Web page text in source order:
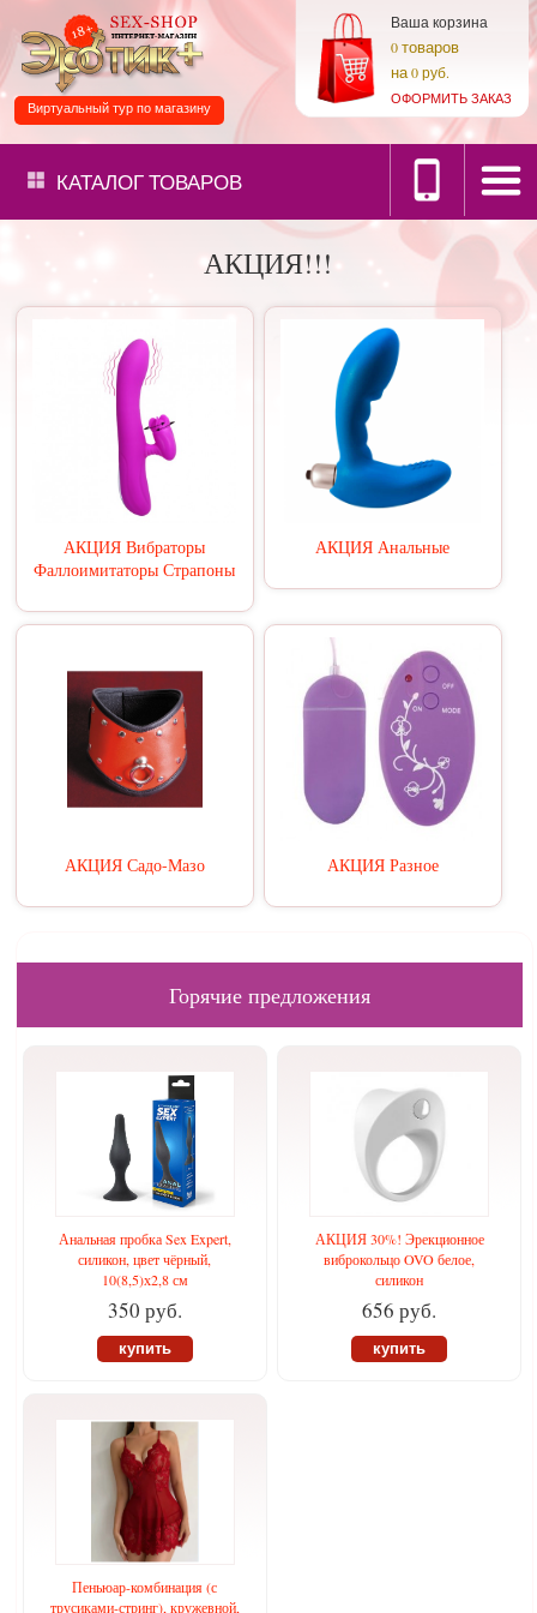
Ваша корзина
0товаров
на0 руб.
ОФОРМИТЬ ЗАКАЗ
Виртуальный тур по магазину
КАТАЛОГТОВАРОВ
АКЦИЯ!!!
АКЦИЯ Вибраторы
Фаллоимитаторы Страпоны
АКЦИЯ Анальные
АКЦИЯ Садо-Мазо АКЦИЯ Разное
Горячие предложения
Анальная пробка Sex Expert,
силикон, цвет чёрный,
10(8,5)х2,8 см
350 руб.
купить
АКЦИЯ 30%! Эрекционное
виброкольцо OVO белое,
силикон
656 руб.
купить
Пеньюар-комбинация (с
трусиками-стринг), кружевной,